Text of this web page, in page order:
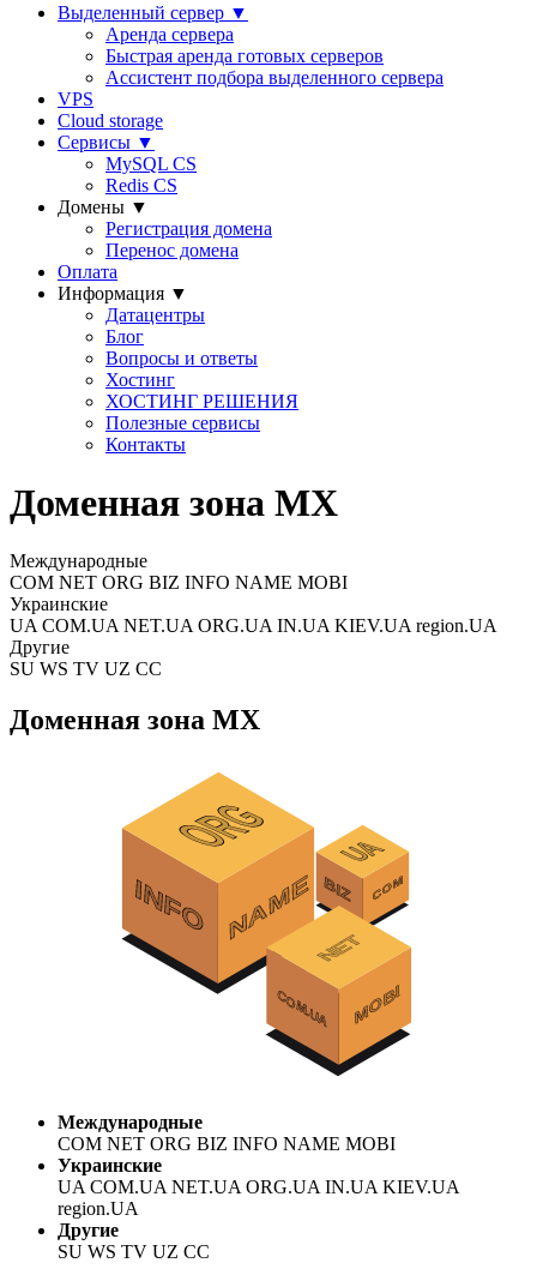
Выделенный сервер ▼
Аренда сервера
Быстрая аренда готовых серверов
Ассистент подбора выделенного сервера
VPS
Cloud storage
Сервисы ▼
MySQL CS
Redis CS
Домены ▼
Регистрация домена
Перенос домена
Оплата
Информация ▼
Датацентры
Блог
Вопросы и ответы
Хостинг
ХОСТИНГ РЕШЕНИЯ
Полезные сервисы
Контакты
Доменная зона MX
Международные
COM NET ORG BIZ INFO NAME MOBI
Украинские
UA COM.UA NET.UA ORG.UA IN.UA KIEV.UA region.UA
Другие
SU WS TV UZ CC
Доменная зона MX
Международные
COM NET ORG BIZ INFO NAME MOBI
Украинские
UA COM.UA NET.UA ORG.UA IN.UA KIEV.UA
region.UA
Другие
SU WS TV UZ CC